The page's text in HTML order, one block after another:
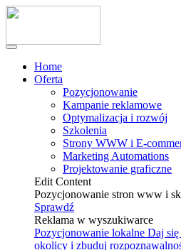
Home
Oferta
Pozycjonowanie
Kampanie reklamowe
Optymalizacja i rozwój
Szkolenia
Strony WWW i E-
Marketing Automations
Projektowanie graficzne
Edit Content
Pozycjonowanie stron www i
Sprawdź
Reklama w wyszukiwarce
Pozycjonowanie lokalne Daj
okolicy i zbuduj